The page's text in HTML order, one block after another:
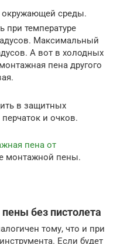
окружающей среды.
при температуре
Максимальный
А вот в холодных
пена другого
в защитных
и очков.
пена от
монтажной пены.
без пистолета
тому, что и при
Если будет